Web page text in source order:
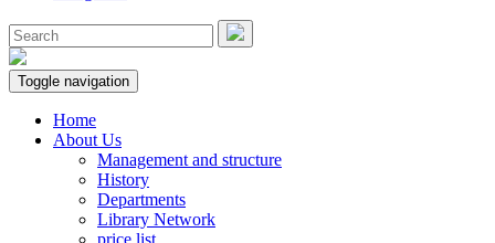
Toggle navigation
Home
About Us
Management and structure
History
Departments
Library Network
price list